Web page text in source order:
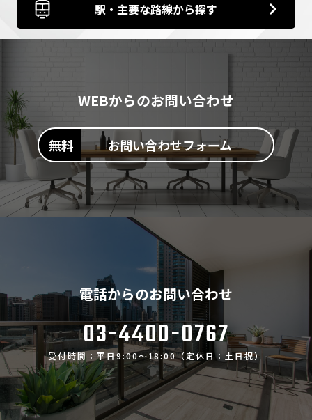
駅・主要な路線から探す
WEBからのお問い合わせ
お問い合わせフォーム
電話からのお問い合わせ
03-4400-0767
受付時間：平日9:00～18:00（定休日：土日祝）